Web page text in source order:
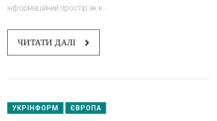
інформаційний простір як к...
ЧИТАТИ ДАЛІ
УКРІНФОРМ ЄВРОПА